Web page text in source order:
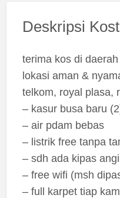
Deskripsi Kost
terima kos di
lokasi aman &
telkom, royal plasa,
– kasur busa baru
– air pdam bebas
– listrik free tanpa
– sdh ada kipas
– free wifi (msh
– full karpet tiap